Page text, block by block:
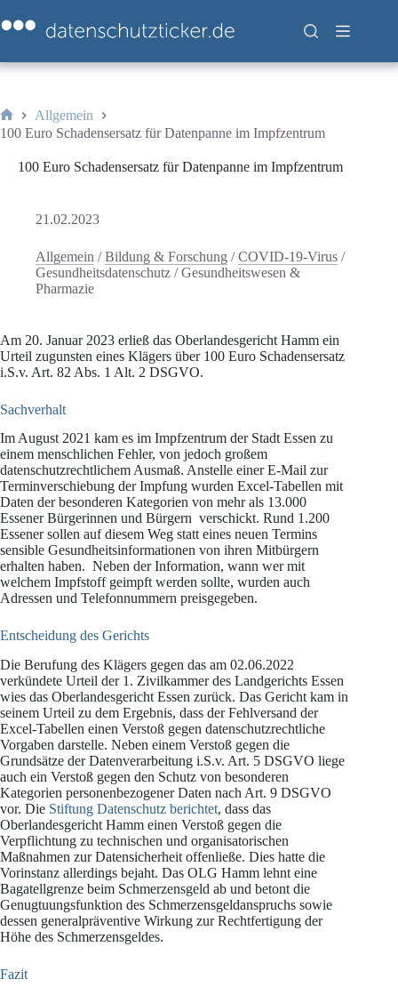
Inhalt
springen
Start
Allgemein
100 Euro Schadensersatz für Datenpanne im Impfzentrum
100 Euro Schadensersatz für Datenpanne im Impfzentrum
21.02.2023
Allgemein /Bildung & Forschung /COVID-19-Virus /
Gesundheitsdatenschutz /Gesundheitswesen &
Pharmazie
Am 20. Januar 2023 erließ das Oberlandesgericht Hamm ein
Urteil zugunsten eines Klägers über 100 Euro Schadensersatz
i.S.v. Art. 82 Abs. 1 Alt. 2 DSGVO.
Sachverhalt
Im August 2021 kam es im Impfzentrum der Stadt Essen zu
einem menschlichen Fehler, von jedoch großem
datenschutzrechtlichem Ausmaß. Anstelle einer E-Mail zur
Terminverschiebung der Impfung wurden Excel-Tabellen mit
Daten der besonderen Kategorien von mehr als 13.000
Essener Bürgerinnen und Bürgern verschickt. Rund 1.200
Essener sollen auf diesem Weg statt eines neuen Termins
sensible Gesundheitsinformationen von ihren Mitbürgern
erhalten haben. Neben der Information, wann wer mit
welchem Impfstoff geimpft werden sollte, wurden auch
Adressen und Telefonnummern preisgegeben.
Entscheidung des Gerichts
Die Berufung des Klägers gegen das am 02.06.2022
verkündete Urteil der 1. Zivilkammer des Landgerichts Essen
wies das Oberlandesgericht Essen zurück. Das Gericht kam in
seinem Urteil zu dem Ergebnis, dass der Fehlversand der
Excel-Tabellen einen Verstoß gegen datenschutzrechtliche
Vorgaben darstelle. Neben einem Verstoß gegen die
Grundsätze der Datenverarbeitung i.S.v. Art. 5 DSGVO liege
auch ein Verstoß gegen den Schutz von besonderen
Kategorien personenbezogener Daten nach Art. 9 DSGVO
vor. Die Stiftung Datenschutz berichtet, dass das
Oberlandesgericht Hamm einen Verstoß gegen die
Verpflichtung zu technischen und organisatorischen
Maßnahmen zur Datensicherheit offenließe. Dies hatte die
Vorinstanz allerdings bejaht. Das OLG Hamm lehnt eine
Bagatellgrenze beim Schmerzensgeld ab und betont die
Genugtuungsfunktion des Schmerzensgeldanspruchs sowie
dessen generalpräventive Wirkung zur Rechtfertigung der
Höhe des Schmerzensgeldes.
Fazit